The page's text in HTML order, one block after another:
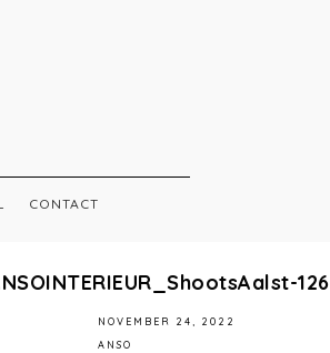
CONTACT
126
NOVEMBER 24, 2022
ANSO